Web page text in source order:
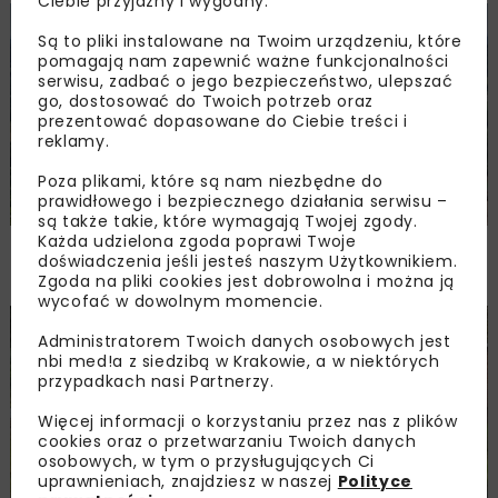
WIADOMOŚCI INWESTYCJE
PKP PLK ogłosiły przetarg na odcinek Gdów
– Szczyrzyc projektu Podłęże–Piekiełko
DROGI INWESTYCJE WIADOMOŚCI
Są to pliki instalowane na Twoim urządzeniu, które
pomagają nam zapewnić ważne funkcjonalności
serwisu, zadbać o jego bezpieczeństwo, ulepszać
go, dostosować do Twoich potrzeb oraz
prezentować dopasowane do Ciebie treści i
reklamy.
Poza plikami, które są nam niezbędne do
prawidłowego i bezpiecznego działania serwisu –
są także takie, które wymagają Twojej zgody.
Każda udzielona zgoda poprawi Twoje
doświadczenia jeśli jesteś naszym Użytkownikiem.
Zgoda na pliki cookies jest dobrowolna i można ją
wycofać w dowolnym momencie.
Administratorem Twoich danych osobowych jest
nbi med!a z siedzibą w Krakowie, a w niektórych
przypadkach nasi Partnerzy.
Więcej informacji o korzystaniu przez nas z plików
cookies oraz o przetwarzaniu Twoich danych
osobowych, w tym o przysługujących Ci
uprawnieniach, znajdziesz w naszej Polityce